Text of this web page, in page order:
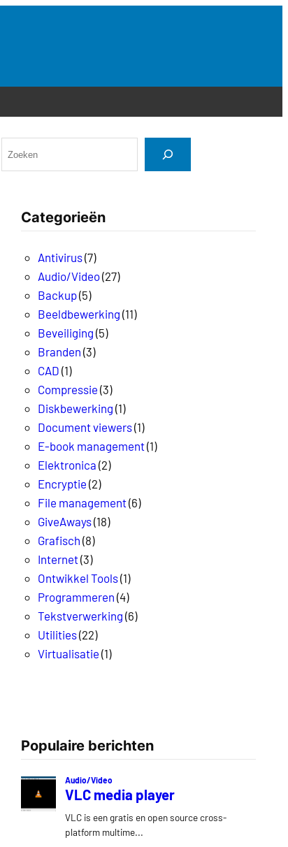
Categorieën
Antivirus(7)
Audio/Video(27)
Backup(5)
Beeldbewerking (11)
Beveiliging (5)
Branden (3)
CAD (1)
Compressie (3)
Diskbewerking (1)
Document viewers(1)
E-book management(1)
Elektronica (2)
Encryptie (2)
File management(6)
GiveAways(18)
Grafisch (8)
Internet(3)
Ontwikkel Tools(1)
Programmeren (4)
Tekstverwerking (6)
Utilities(22)
Virtualisatie (1)
Populaire berichten